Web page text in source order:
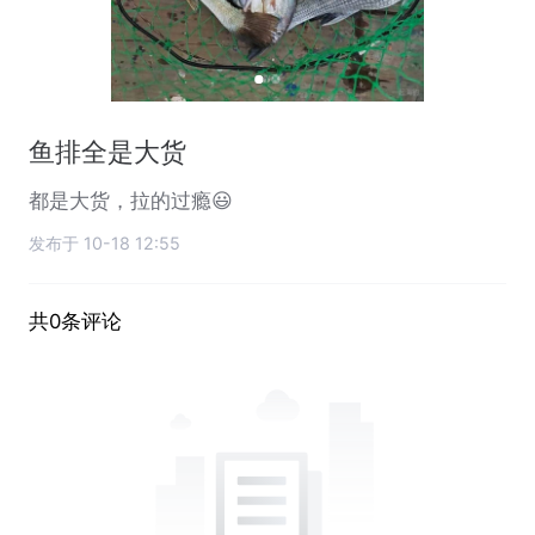
鱼排全是大货
都是大货，拉的过瘾😃
发布于 10-18 12:55
共0条评论